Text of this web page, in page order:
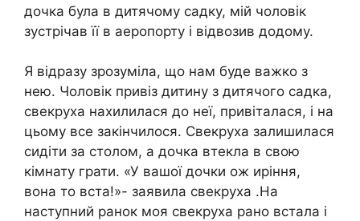
дочка була в дитячому садку, мій чоловік
зустрічав її в аеропорту і відвозив додому.
Я відразу зрозуміла, що нам буде важко з
нею. Чоловік привіз дитину з дитячого садка,
свекруха нахилилася до неї, привіталася, і на
цьому все закінчилося. Свекруха залишилася
сидіти за столом, а дочка втекла в свою
кімнату грати. «У вашої дочки ож иріння,
вона то вста!»- заявила свекруха .На
наступний ранок моя свекруха рано встала і